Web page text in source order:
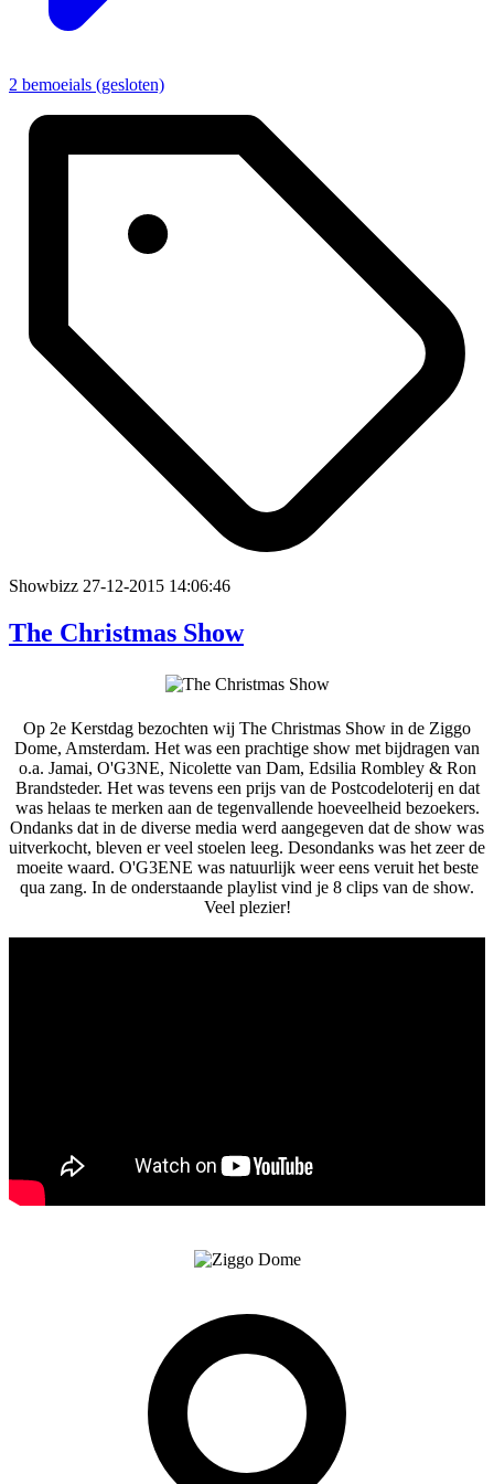
2 bemoeials (gesloten)
Showbizz 27-12-2015 14:06:46
The Christmas Show
Op 2e Kerstdag bezochten wij The Christmas Show in de Ziggo
Dome, Amsterdam. Het was een prachtige show met bijdragen van
o.a. Jamai, O'G3NE, Nicolette van Dam, Edsilia Rombley & Ron
Brandsteder. Het was tevens een prijs van de Postcodeloterij en dat
was helaas te merken aan de tegenvallende hoeveelheid bezoekers.
Ondanks dat in de diverse media werd aangegeven dat de show was
uitverkocht, bleven er veel stoelen leeg. Desondanks was het zeer de
moeite waard. O'G3ENE was natuurlijk weer eens veruit het beste
qua zang. In de onderstaande playlist vind je 8 clips van de show.
Veel plezier!